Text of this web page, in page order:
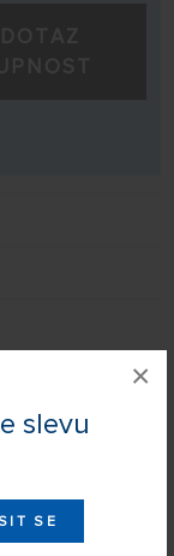
slevu
SE
×
jasné?
k dispozici?